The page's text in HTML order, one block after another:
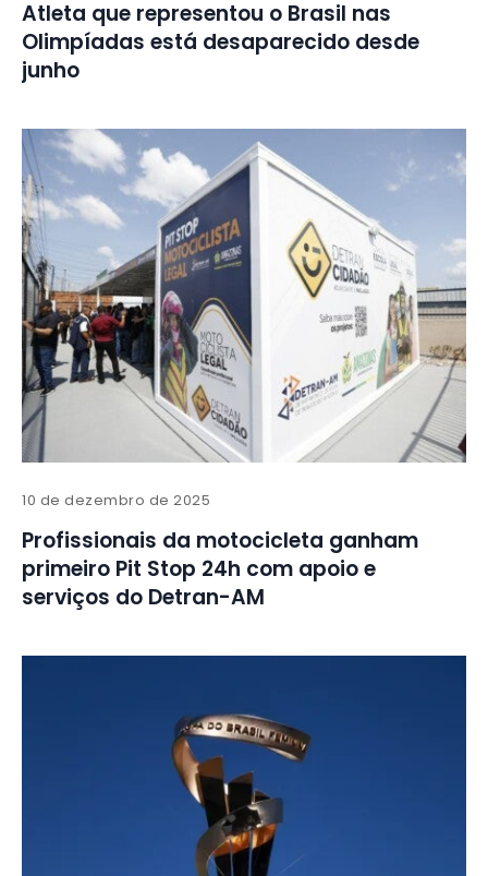
Atleta que representou o Brasil nas
Olimpíadas está desaparecido desde
junho
10 de dezembro de 2025
Profissionais da motocicleta ganham
primeiro Pit Stop 24h com apoio e
serviços do Detran-AM